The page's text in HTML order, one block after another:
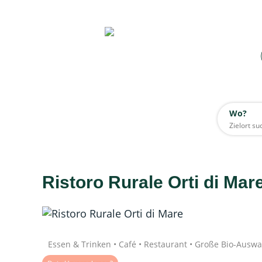
Wo?
Wo?
Daten werden geladen
Ristoro Rurale Orti di
Essen & Trinken • Café • Restaurant • Große Bio-